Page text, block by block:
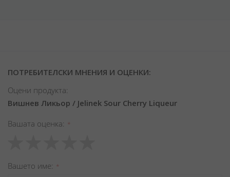
ПОТРЕБИТЕЛСКИ МНЕНИЯ И ОЦЕНКИ:
Оцени продукта:
Вишнев Ликьор / Jelinek Sour Cherry Liqueur
Вашата оценка
star
stars
stars
stars
stars
Вашето име